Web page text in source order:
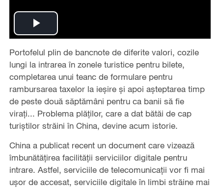
Play
Video
Portofelul plin de bancnote de diferite valori, cozile
lungi la intrarea în zonele turistice pentru bilete,
completarea unui teanc de formulare pentru
rambursarea taxelor la ieșire și apoi așteptarea timp
de peste două săptămâni pentru ca banii să fie
virați... Problema plăților, care a dat bătăi de cap
turiștilor străini în China, devine acum istorie.
China a publicat recent un document care vizează
îmbunătățirea facilității serviciilor digitale pentru
intrare. Astfel, serviciile de telecomunicații vor fi mai
ușor de accesat, serviciile digitale în limbi străine mai